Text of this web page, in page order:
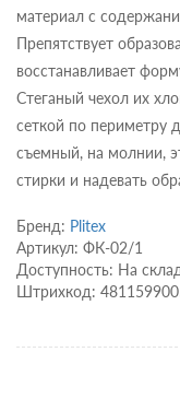
материал с
Препятствует
восстанавливает
Стеганый чехол их
сеткой по периметру
съемный, на молнии,
стирки и надевать
Бренд: Plitex
Артикул: ФК-02/1
Доступность: На
Штрихкод: